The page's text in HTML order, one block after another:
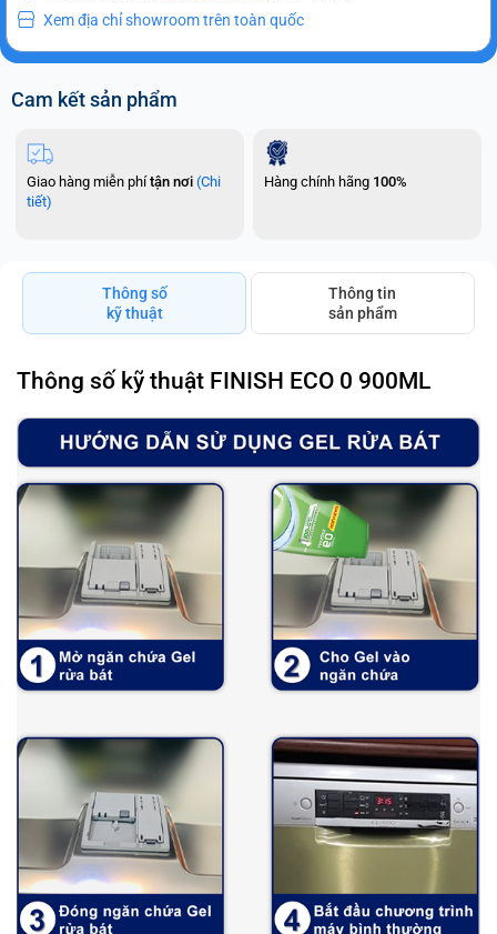
Xem địa chỉ showroom trên toàn quốc
Cam kết sản phẩm
Giao hàng miễn phítận nơi (Chi
tiết)
Hàng chính hãng 100%
Thông số
kỹ thuật
Thông tin
sản phẩm
Thông số kỹ thuật FINISH ECO 0 900ML